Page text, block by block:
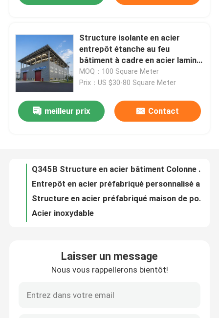
À la maison
Produits
Nous contacter
Nouvelles
Les affaires
Structure isolante en acier
entrepôt étanche au feu
bâtiment à cadre en acier laminé
à chaud conçu pour le stockage
et la protection industriels
MOQ：100 Square Meter
Prix：US $30-80 Square Meter
meilleur prix Contact
Peinture anti-rouille Atelier métallique Bâtiments Entrepôt métallique préfabriqué ODM
Acier inoxydable
Entrepôt en acier galvanisé préfabriqué
Panneau sandwich Structure en acier léger entrepôt galvanisé à chaud
Laisser un message
Nous vous rappellerons bientôt!